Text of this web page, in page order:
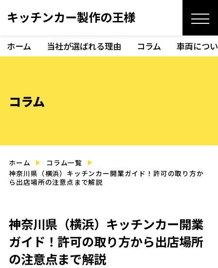
キッチンカー製作の王様
ホーム 当社が選ばれる理由 コラム 車両につ
コラム
ホーム
コラム一覧
神奈川県（横浜）キッチンカー開業ガイド！許可の取り方か
ら出店場所の注意点まで解説
神奈川県（横浜）キッチンカー開業
ガイド！許可の取り方から出店場所
の注意点まで解説